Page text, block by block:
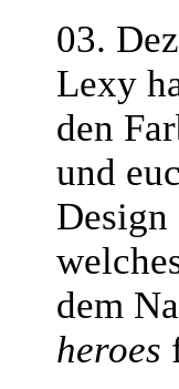
03.
Lexy
den
und
Design
dem
heroes